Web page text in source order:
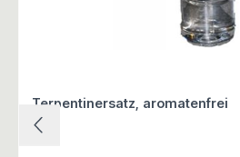
Terpentinersatz, aromatenfrei